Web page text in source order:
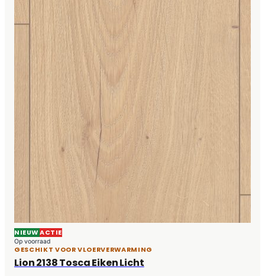
NIEUWACTIE
Op voorraad
GESCHIKT VOOR VLOERVERWARMING
Lion 2138 Tosca Eiken Licht